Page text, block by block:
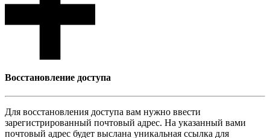
Восcтановление доступа
Для восcтановления доступа вам нужно ввести
зарегистрированный почтовый адрес. На указанный вами
почтовый адрес будет выслана уникальная ссылка для